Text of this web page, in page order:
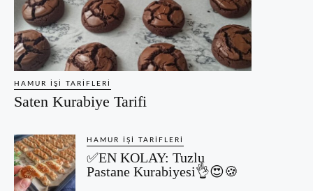
HAMUR İŞI TARIFLERI
Saten Kurabiye Tarifi
HAMUR İŞI TARIFLERI
✅EN KOLAY: Tuzlu
Pastane Kurabiyesi👌😍🍪